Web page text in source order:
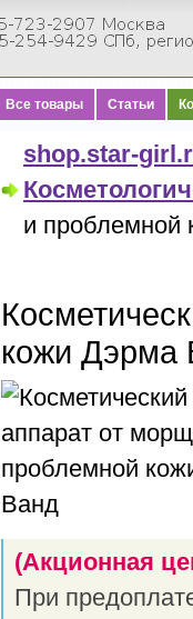
Все товары Статьи
shop.star-
и проблемной
кожи Дэрма
(Акционная
При